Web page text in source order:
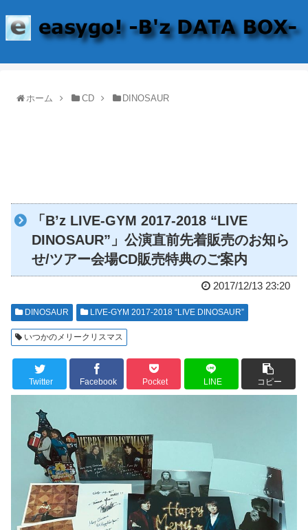
ホーム CD DINOSAUR
「B’z LIVE-GYM 2017-2018 “LIVE
DINOSAUR”」公演直前先着販売のお知ら
せ/ツアー会場CD販売特典のご案内
2017/12/13 23:20
DINOSAUR LIVE-GYM 2017-2018 “LIVE DINOSAUR”
いつかのメリークリスマス
Twitter Facebook Pocket LINE コピー